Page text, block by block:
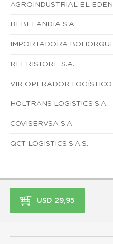
AGROINDUSTRIAL EL
BEBELANDIA S.A.
IMPORTADORA
REFRISTORE S.A.
VIR OPERADOR
HOLTRANS LOGISTICS S.A.
COVISERVSA S.A.
QCT LOGISTICS S.A.S.
USD 29,95